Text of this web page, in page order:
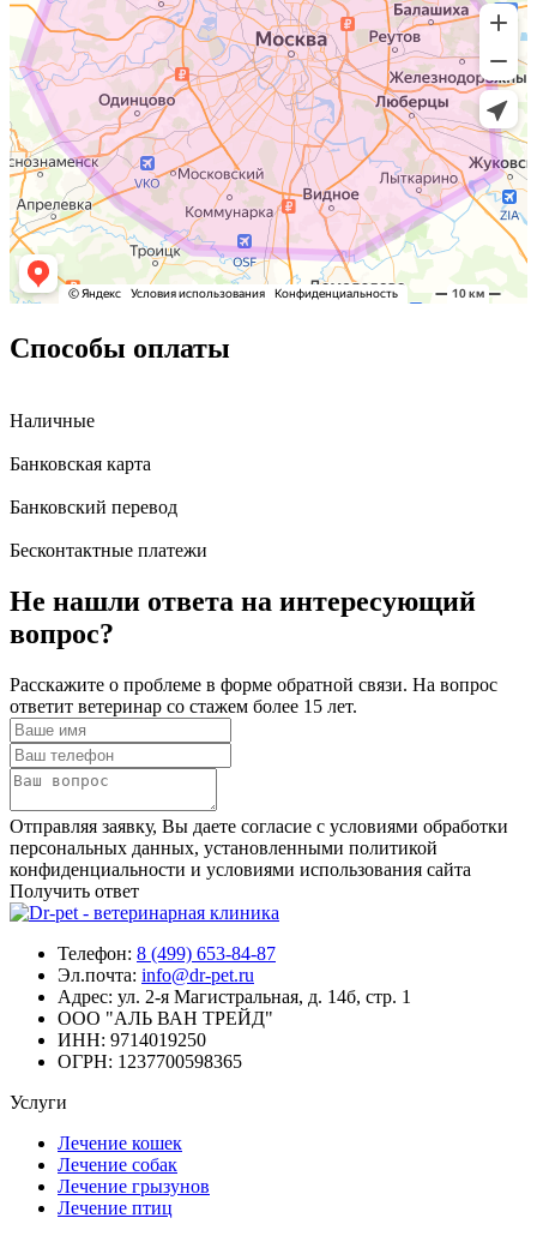
Способы оплаты
Наличные
Банковская карта
Банковский перевод
Бесконтактные платежи
Не нашли ответа на интересующий
вопрос?
Расскажите о проблеме в форме обратной связи. На вопрос
ответит ветеринар со стажем более 15 лет.
Отправляя заявку, Вы даете согласие с условиями обработки
персональных данных, установленными политикой
конфиденциальности и условиями использования сайта
Получить ответ
Телефон: 8 (499) 653-84-87
Эл.почта: info@dr-pet.ru
Адрес: ул. 2-я Магистральная, д. 14б, стр. 1
ООО "АЛЬ ВАН ТРЕЙД"
ИНН: 9714019250
ОГРН: 1237700598365
Услуги
Лечение кошек
Лечение собак
Лечение грызунов
Лечение птиц